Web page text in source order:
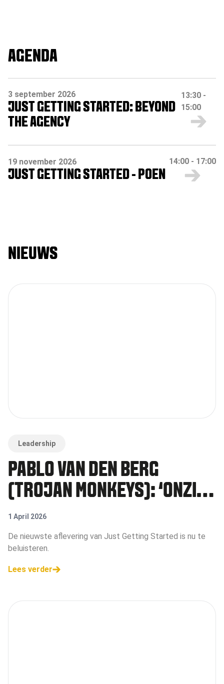
AGENDA
3 september 2026
JUST GETTING STARTED: BEYOND
THE AGENCY
13:30-
15:00
19 november 2026
JUST GETTING STARTED - POEN
14:00 - 17:00
NIEUWS
Leadership
PABLO VAN DEN BERG
(TROJAN MONKEYS): ‘ONZIN
DAT AI DE PLEK VAN TALENT
OVERNEEMT’
1 April 2026
De nieuwste aflevering van Just Getting Started is nu te
beluisteren.
Lees verder